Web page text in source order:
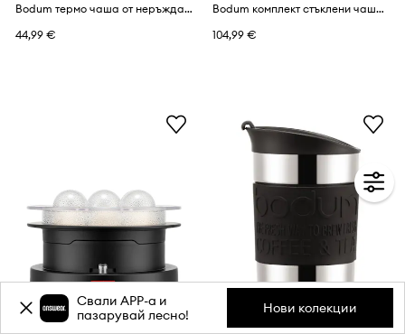
Bodum термо чаша от неръждаема стомана 1,2 l
44,99 €
Bodum комплект стъклени чаши за кафе от боросиликатно стъкло 0,35 l
104,99 €
Свали APP-a и
пазарувай лесно!
Нови колекции